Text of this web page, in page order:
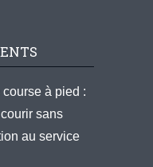
à pied :
sans
au service